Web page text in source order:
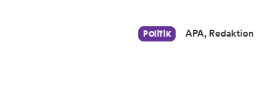
Politik APA, Redaktion